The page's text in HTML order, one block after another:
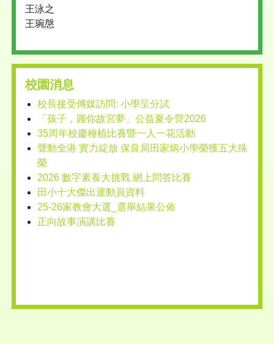
王泳之
王琬慇
校園消息
校長接受傳媒訪問: 小學呈分試
「孩子，圓你故宮夢」公益夏令營2026
35周年校慶種植比賽暨一人一花活動
聲動全港 實力綻放 保良局田家炳小學榮獲五大殊
榮
2026 數字素養大挑戰 網上問答比賽
田小十大傑出運動員資料
25-26家教會大選_選舉結果公佈
正向故事演講比賽